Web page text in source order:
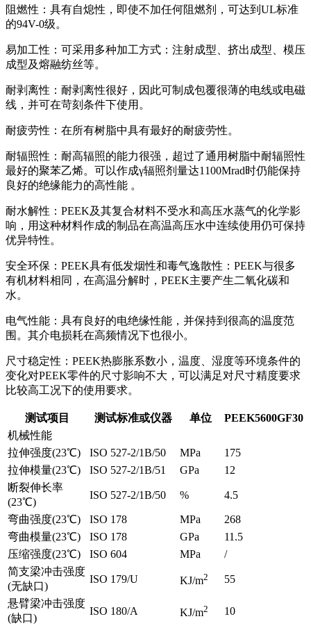
阻燃性：具有自熄性，即使不加任何阻燃剂，可达到UL标准
的94V-0级。
易加工性：可采用多种加工方式：注射成型、挤出成型、模压
成型及熔融纺丝等。
耐剥离性：耐剥离性很好，因此可制成包覆很薄的电线或电磁
线，并可在苛刻条件下使用。
耐疲劳性：在所有树脂中具有最好的耐疲劳性。
耐辐照性：耐高辐照的能力很强，超过了通用树脂中耐辐照性
最好的聚苯乙烯。可以作成γ辐照剂量达1100Mrad时仍能保持
良好的绝缘能力的高性能 。
耐水解性：PEEK及其复合材料不受水和高压水蒸气的化学影
响，用这种材料作成的制品在高温高压水中连续使用仍可保持
优异特性。
安全环保：PEEK具有低发烟性和毒气逸散性：PEEK与很多
有机材料相同，在高温分解时，PEEK主要产生二氧化碳和
水。
电气性能：具有良好的电绝缘性能，并保持到很高的温度范
围。其介电损耗在高频情况下也很小。
尺寸稳定性：PEEK热膨胀系数小，温度、湿度等环境条件的
变化对PEEK零件的尺寸影响不大，可以满足对尺寸精度要求
比较高工况下的使用要求。
测试项目 测试标准或仪器 单位
PEEK5600GF30
机械性能
拉伸强度(23℃)
ISO 527-2/1B/50 MPa
175
拉伸模量(23℃)
ISO 527-2/1B/51 GPa
12
断裂伸长率
(23℃)
ISO 527-2/1B/50 % 4.5
弯曲强度(23℃) ISO 178 MPa
268
弯曲模量(23℃)
ISO 178 GPa
11.5
压缩强度(23℃)
ISO 604 MPa
/
简支梁冲击强度
(无缺口)
ISO 179/U KJ/m2 55
悬臂梁冲击强度
(缺口)
ISO 180/A KJ/m2 10